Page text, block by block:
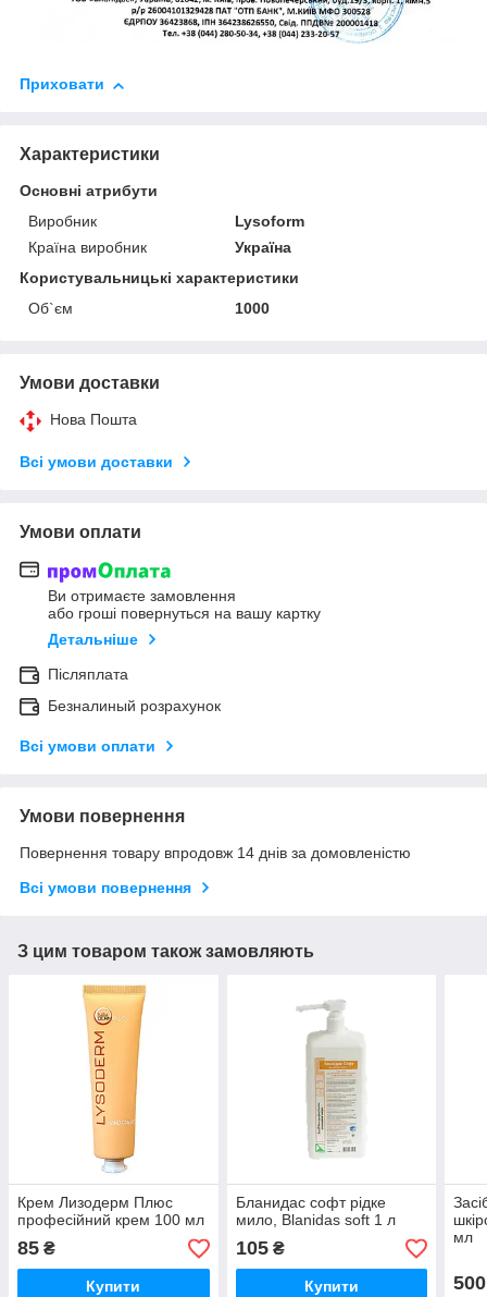
Приховати
Характеристики
Основні атрибути
Виробник
Lysoform
Країна виробник
Україна
Користувальницькі характеристики
Об`єм
1000
Умови доставки
Нова Пошта
Всі умови доставки
Умови оплати
Ви отримаєте замовлення
або гроші повернуться на вашу картку
Детальніше
Післяплата
Безналиный розрахунок
Всі умови оплати
Умови повернення
Повернення товару впродовж 14 днів за домовленістю
Всі умови повернення
З цим товаром також замовляють
Крем Лизодерм Плюс
професійний крем 100 мл
85 ₴
Купити
Бланидас софт рідке
мило, Blanidas soft 1 л
105₴
Купити
мл
500